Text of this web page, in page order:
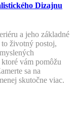
Dizajnu
a jeho základné
životný postoj,
vám pomôžu
sa na
skutočne viac.